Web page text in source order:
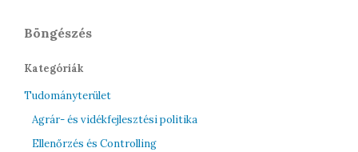
Böngészés
Kategóriák
Tudományterület
Agrár- és vidékfejlesztési politika
Ellenőrzés és Controlling